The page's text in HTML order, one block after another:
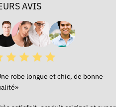
AVIS
robe longue et chic, de bonne